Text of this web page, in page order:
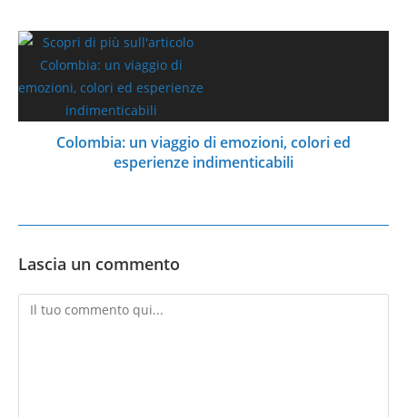
Colombia: un viaggio di emozioni, colori ed
esperienze indimenticabili
Lascia un commento
Commento